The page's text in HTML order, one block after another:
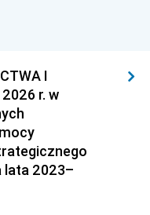
I
r. w
lata 2023–